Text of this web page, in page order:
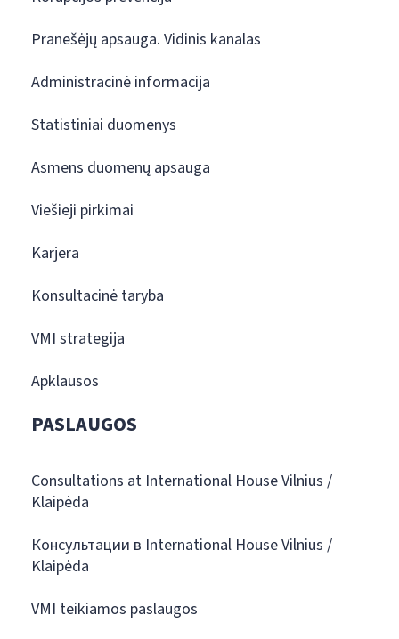
Pranešėjų apsauga. Vidinis kanalas
Administracinė informacija
Statistiniai duomenys
Asmens duomenų apsauga
Viešieji pirkimai
Karjera
Konsultacinė taryba
VMI strategija
Apklausos
PASLAUGOS
Consultations at International House Vilnius /
Klaipėda
Консультации в International House Vilnius /
Klaipėda
VMI teikiamos paslaugos